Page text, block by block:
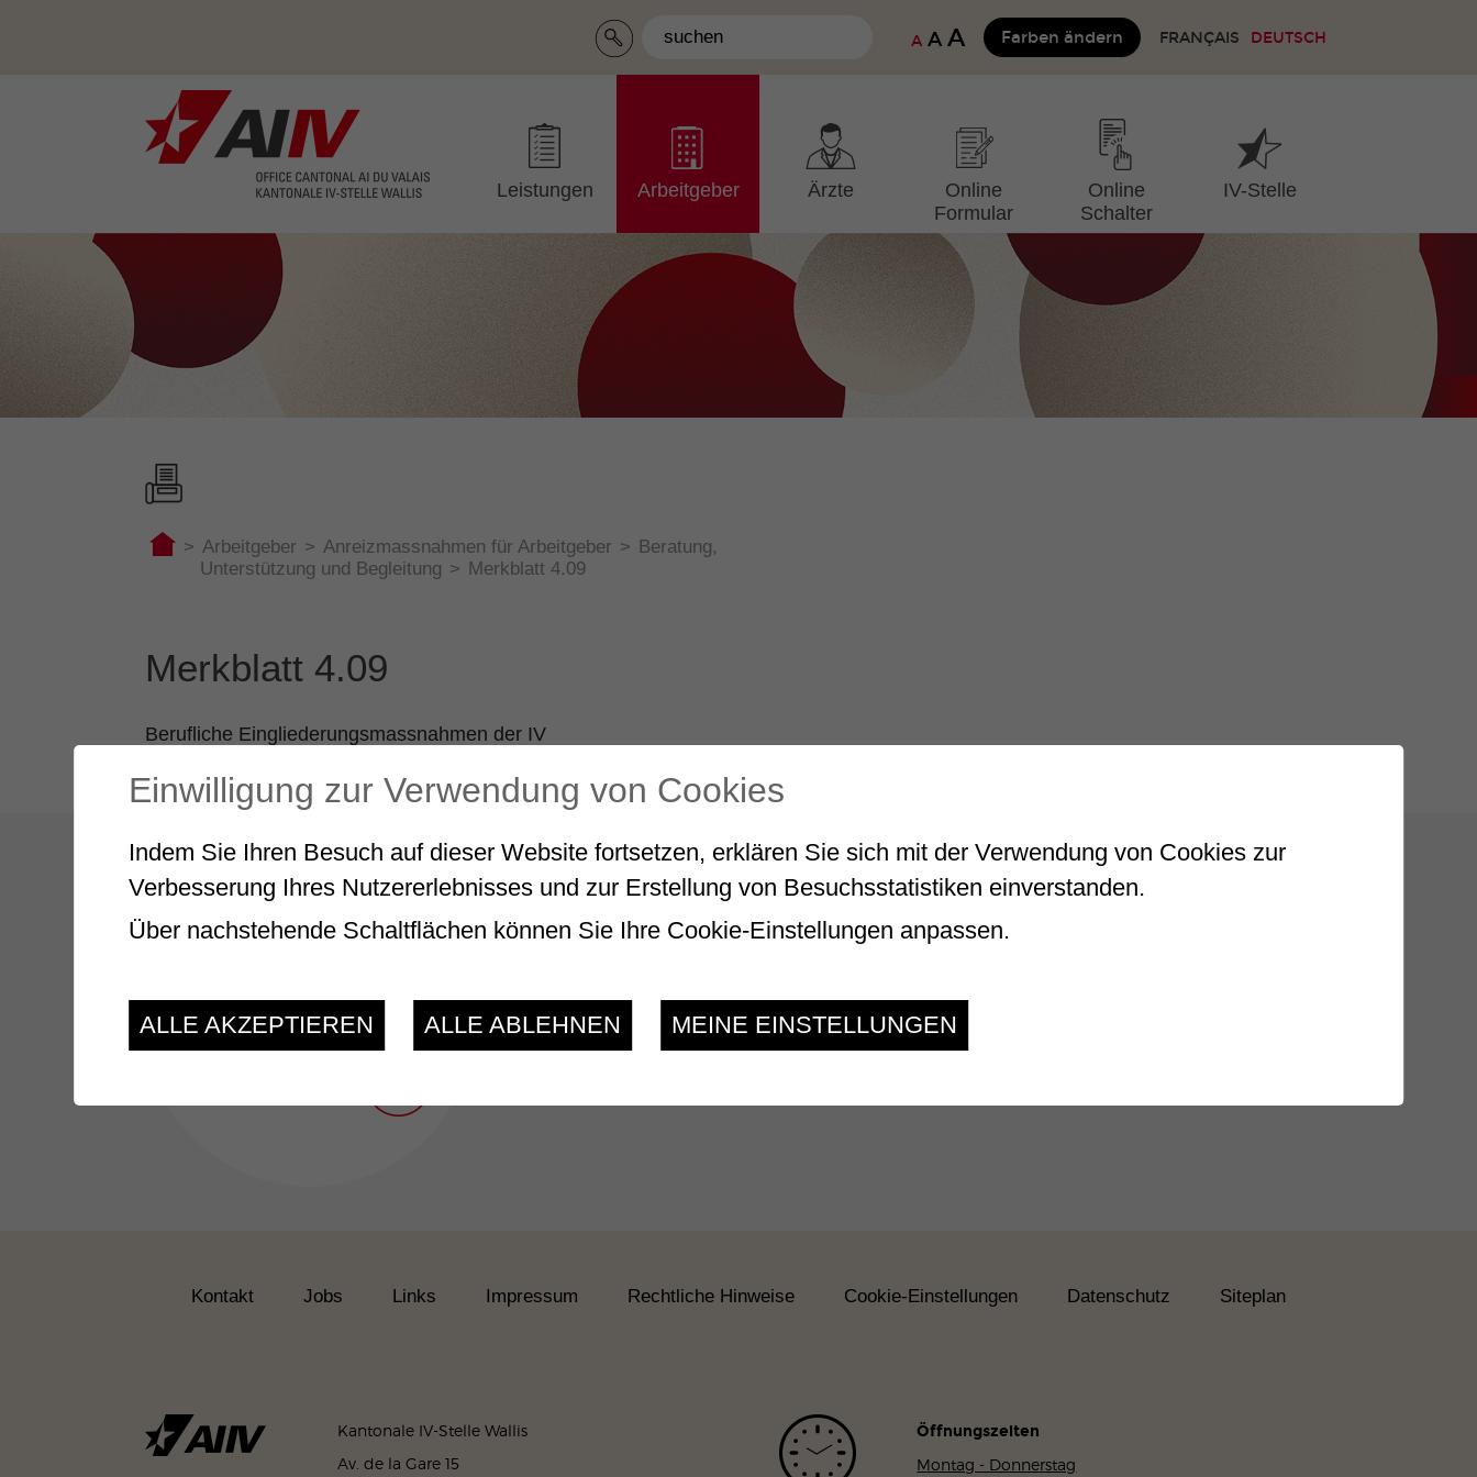
A A A Farben ändern FRANÇAIS DEUTSCH
Leistungen Arbeitgeber Ärzte
Online
Formular
Online
Schalter
IV-Stelle
> Arbeitgeber > Anreizmassnahmen für Arbeitgeber > Beratung,
Unterstützung und Begleitung > Merkblatt 4.09
Merkblatt 4.09
Berufliche Eingliederungsmassnahmen der IV
https://www.ahv-iv.ch/p/4.09.d
Jahresbericht 2025
Kontakt Jobs Links Impressum Rechtliche Hinweise Cookie-Einstellungen Datenschutz Siteplan
Kantonale IV-Stelle Wallis
Av. de la Gare 15
Öffnungszeiten
Montag - Donnerstag
Einwilligung zur Verwendung von Cookies
Indem Sie Ihren Besuch auf dieser Website fortsetzen, erklären Sie sich mit der Verwendung von Cookies zur
Verbesserung Ihres Nutzererlebnisses und zur Erstellung von Besuchsstatistiken einverstanden.
Über nachstehende Schaltflächen können Sie Ihre Cookie-Einstellungen anpassen.
ALLE AKZEPTIEREN ALLE ABLEHNEN MEINE EINSTELLUNGEN